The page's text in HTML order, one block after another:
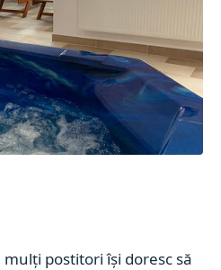
postitori își doresc să